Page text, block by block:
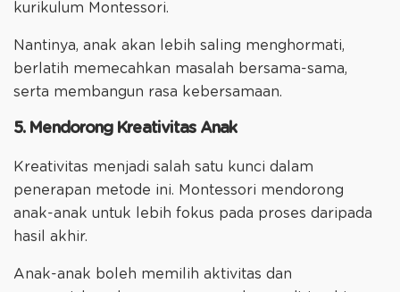
kurikulum Montessori.
Nantinya, anak akan lebih saling menghormati,
berlatih memecahkan masalah bersama-sama,
serta membangun rasa kebersamaan.
5. Mendorong Kreativitas Anak
Kreativitas menjadi salah satu kunci dalam
penerapan metode ini. Montessori mendorong
anak-anak untuk lebih fokus pada proses daripada
hasil akhir.
Anak-anak boleh memilih aktivitas dan